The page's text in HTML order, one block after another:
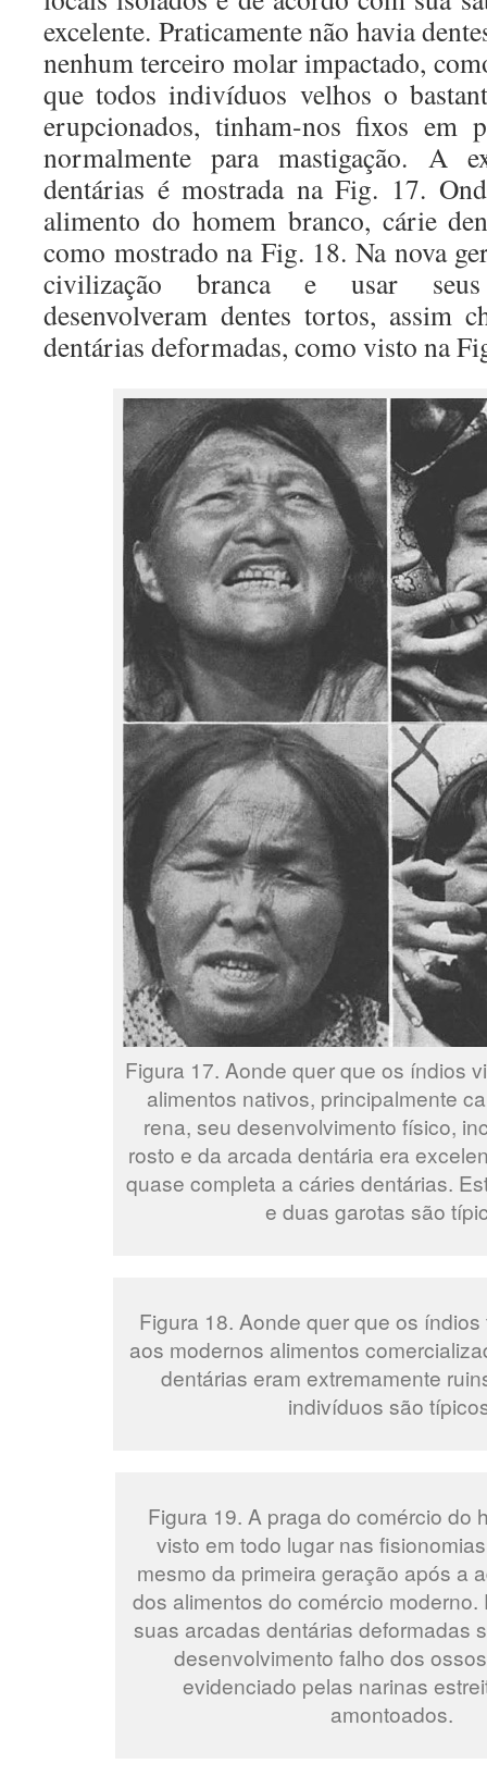
excelente. Praticamente não havia
nenhum terceiro molar impactado,
que todos indivíduos velhos o
erupcionados, tinham-nos fixos em
normalmente para mastigação. A
dentárias é mostrada na Fig. 17.
alimento do homem branco, cárie
como mostrado na Fig. 18. Na nova
civilização branca e usar
desenvolveram dentes tortos, assim
dentárias deformadas, como visto na
Figura 17. Aonde quer que os índios
alimentos nativos, principalmente
rena, seu desenvolvimento físico,
rosto e da arcada dentária era
quase completa a cáries dentárias.
e duas garotas são
Figura 18. Aonde quer que os
aos modernos alimentos
dentárias eram extremamente
indivíduos são
Figura 19. A praga do comércio do
visto em todo lugar nas
mesmo da primeira geração após a
dos alimentos do comércio
suas arcadas dentárias deformadas
desenvolvimento falho dos
evidenciado pelas narinas
amontoados.